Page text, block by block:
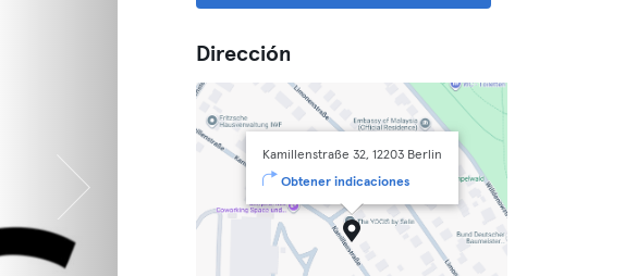
Dirección
Kamillenstraße 32, 12203 Berlin
Obtener indicaciones